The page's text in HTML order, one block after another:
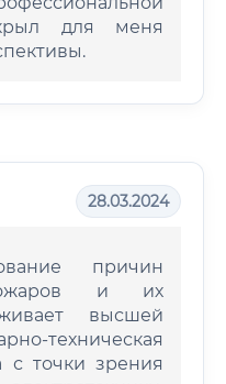
для меня
28.03.2024
причин
и их
высшей
с точки зрения